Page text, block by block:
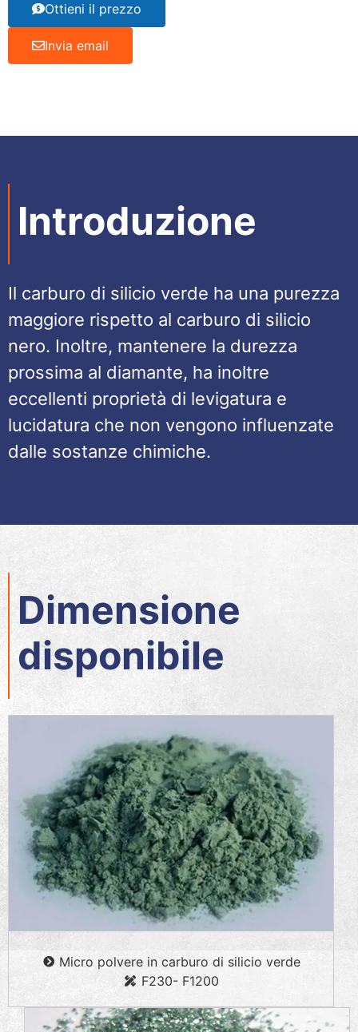
Ottieni il prezzo
Invia email
Introduzione​
Il carburo di silicio verde ha una purezza
maggiore rispetto al carburo di silicio
nero. Inoltre, mantenere la durezza
prossima al diamante, ha inoltre
eccellenti proprietà di levigatura e
lucidatura che non vengono influenzate
dalle sostanze chimiche.
Dimensione
disponibile
Micro polvere in carburo di silicio verde
F230- F1200